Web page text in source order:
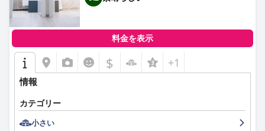
料金を表示
$ +1
情報
カテゴリー
小さい